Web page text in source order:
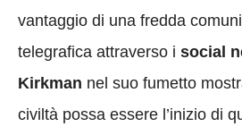
vantaggio di una fredda
telegrafica attraverso i social
Kirkman nel suo fumetto
civiltà possa essere l’inizio di